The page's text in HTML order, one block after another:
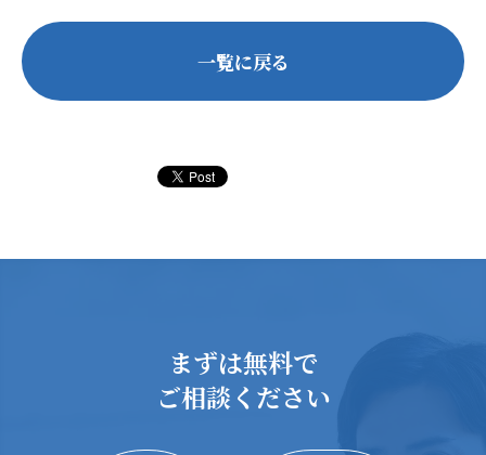
一覧に戻る
まずは無料で
ご相談ください